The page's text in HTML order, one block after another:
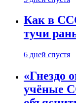
Как в
тучи
6 дней спустя
«Гнездо
учёные